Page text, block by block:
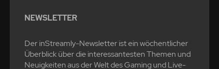
NEWSLETTER
Der inStreamly-Newsletter ist ein wöchentlicher
Überblick über die interessantesten Themen und
Neuigkeiten aus der Welt des Gaming und Live-